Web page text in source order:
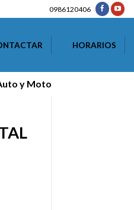
0986120406
HORARIOS
y Moto